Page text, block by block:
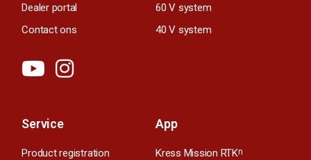
Dealer portal
Contact ons
60 V system
40 V system
Service
Product registration
App
Kress Mission RTKn